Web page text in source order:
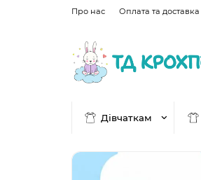
Про нас Оплата та доставка
Дівчаткам